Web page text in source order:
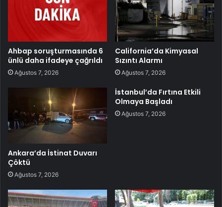
Ahbap soruşturmasında 6
ünlü daha ifadeye çağrıldı
Ağustos 7, 2026
California’da Kimyasal
Sızıntı Alarmı
Ağustos 7, 2026
Ankara’da İstinat Duvarı
Çöktü
Ağustos 7, 2026
İstanbul’da Fırtına Etkili
Olmaya Başladı
Ağustos 7, 2026